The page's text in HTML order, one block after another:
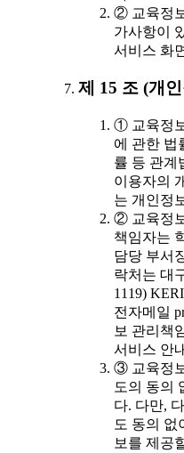
② 교육정
가사항이
서비스 화
제 15 조 (개
① 교육정
에 관한 법
률 등 관계
이용자의
는 개인정
② 교육정
책임자는
담당 부서
락처는 대
1119)
전자메일
보 관리책
서비스 안
③ 교육정
도의 동의
다. 다만,
도 동의 없
보를 제공